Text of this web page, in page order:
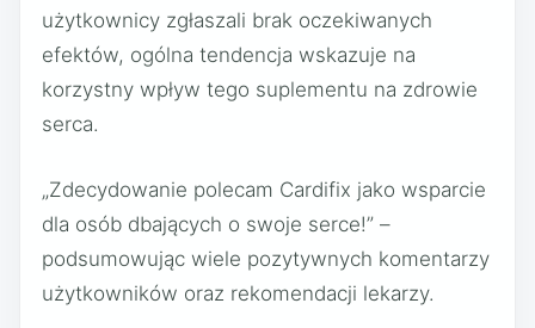
użytkownicy zgłaszali brak oczekiwanych
efektów, ogólna tendencja wskazuje na
korzystny wpływ tego suplementu na zdrowie
serca.
„Zdecydowanie polecam Cardifix jako wsparcie
dla osób dbających o swoje serce!” –
podsumowując wiele pozytywnych komentarzy
użytkowników oraz rekomendacji lekarzy.